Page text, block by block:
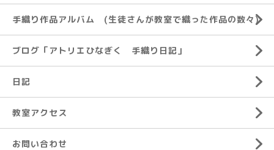
手織り作品アルバム (生徒さんが教室で織った作品の数々)
ブログ「アトリエひなぎく 手織り日記」
日記
教室アクセス
お問い合わせ